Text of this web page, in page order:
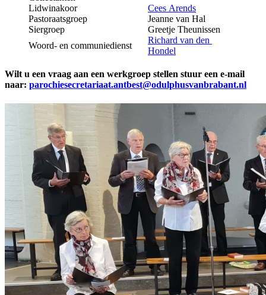
Lidwinakoor
Cees Arends
Pastoraatsgroep
Jeanne van Hal
Siergroep
Greetje Theunissen
Woord- en communiedienst
Richard van den
Hondel
Wilt u een vraag aan een werkgroep stellen stuur een e-mail
naar: parochiesecretariaat.antbest@odulphusvanbrabant.nl